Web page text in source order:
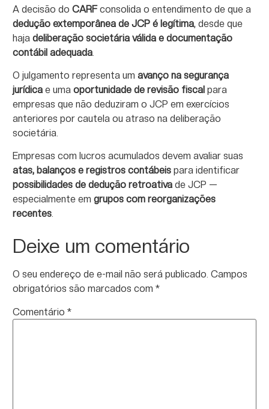
A decisão do CARFconsolida o entendimento de que a
dedução extemporânea de JCP é legítima, desde que
haja deliberação societária válida e documentação
contábil adequada
O julgamento representa um avanço na segurança
jurídica e uma oportunidade de revisão fiscal para
empresas que não deduziram o JCP em exercícios
anteriores por cautela ou atraso na deliberação
societária.
Empresas com lucros acumulados devem avaliar suas
atas, balanços e registros contábeis para identificar
possibilidades de dedução retroativa de JCP —
especialmente em grupos com reorganizações
recentes.
Deixe um comentário
O seu endereço de e-mail não será publicado. Campos
obrigatórios são marcados com *
Comentário *